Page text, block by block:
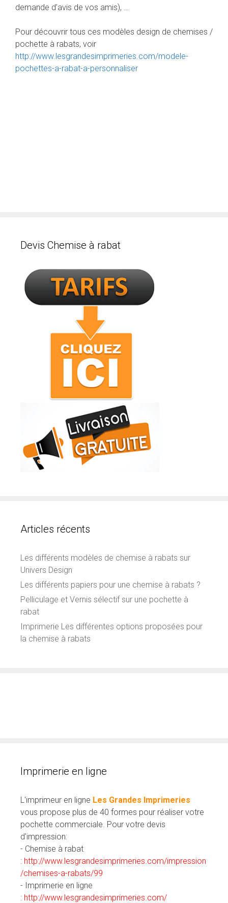
demande d’avis de vos amis), …
Pour découvrir tous ces modèles design de chemises /
pochette à rabats, voir
http://www.lesgrandesimprimeries.com/modele-
pochettes-a-rabat-a-personnaliser
Devis Chemise à rabat
Articles récents
Les différents modèles de chemise à rabats sur
Univers Design
Les différents papiers pour une chemise à rabats ?
Pelliculage et Vernis sélectif sur une pochette à
rabat
Imprimerie Les différentes options proposées pour
la chemise à rabats
Imprimerie en ligne
L'imprimeur en ligne Les Grandes Imprimeries
vous propose plus de 40 formes pour réaliser votre
pochette commerciale. Pour votre devis
d'impression:
- Chemise à rabat
: http://www.lesgrandesimprimeries.com/impression
/chemises-a-rabats/99
- Imprimerie en ligne
: http://www.lesgrandesimprimeries.com/